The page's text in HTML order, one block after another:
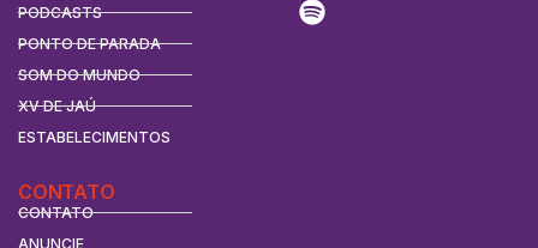
PODCASTS
PONTO DE PARADA
SOM DO MUNDO
XV DE JAÚ
ESTABELECIMENTOS
CONTATO
CONTATO
ANUNCIE